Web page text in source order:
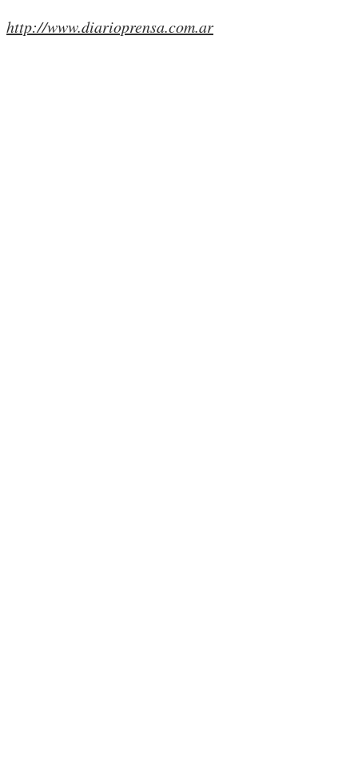
http://www.diarioprensa.com.ar